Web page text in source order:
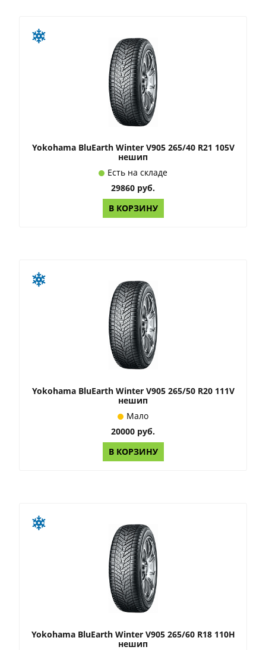
Yokohama BluEarth Winter V905 265/40 R21 105V
нешип
Есть на складе
29860 руб.
В КОРЗИНУ
Yokohama BluEarth Winter V905 265/50 R20 111V
нешип
Мало
20000 руб.
В КОРЗИНУ
Yokohama BluEarth Winter V905 265/60 R18 110H
нешип